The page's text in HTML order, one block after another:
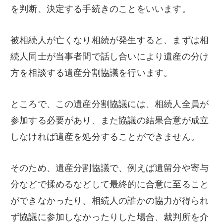
メール相談フォームはこちら
を判断、決定する手続きのことをいいます。
被相続人が亡くなり相続が発生すると、まずは相
続人同士が当事者間で話し合いにより遺産の分け
方を相談する遺産分割協議を行います。
ところで、この遺産分割協議には、相続人全員が
参加する必要があり、また協議の結果合意が成立
しなければ遺産を処分することができません。
そのため、遺産分割協議で、例えば遺留分や寄与
分などで揉めるなどして最終的に合意に至ること
ができなかったり、相続人の誰かの協力が得られ
ず協議に参加しなかったりした場合、裁判所を介